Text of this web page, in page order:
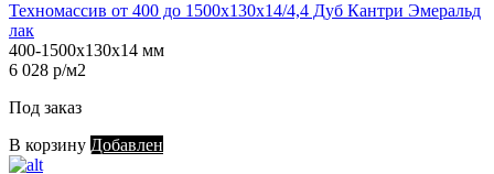
Техномассив от 400 до 1500х130х14/4,4 Дуб Кантри Эмеральд
лак
400-1500х130х14 мм
6 028 р/м2
Под заказ
В корзину Добавлен